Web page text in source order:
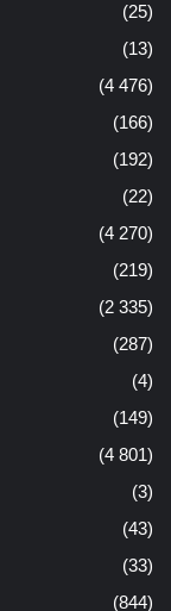
(25)
(13)
(4 476)
(166)
(192)
(22)
(4 270)
(219)
(2 335)
(287)
(4)
(149)
(4 801)
(3)
(43)
(33)
(844)